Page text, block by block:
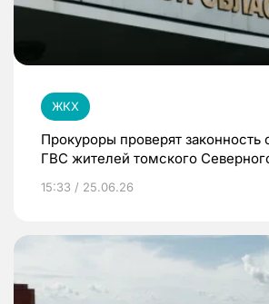
ЖКХ
Прокуроры проверят законность
ГВС жителей томского
15:33 / 25.06.26